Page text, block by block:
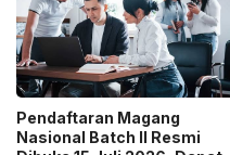
Pendaftaran Magang
Nasional Batch II Resmi